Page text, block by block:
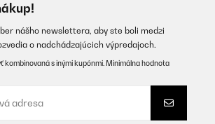
nášho newslettera, aby ste boli medzi
o nadchádzajúcich výpredajoch.
kombinovaná s inými kupónmi. Minimálna hodnota